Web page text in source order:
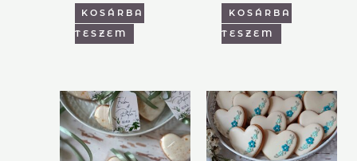
KOSÁRBA
TESZEM
KOSÁRBA
TESZEM